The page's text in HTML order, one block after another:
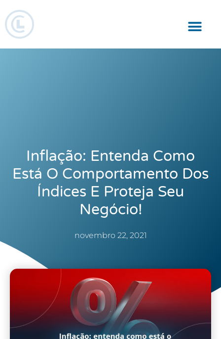
Inflação: Entenda Como
Está O Comportamento Dos
Índices E Proteja Seu
Negócio!
novembro 22, 2021